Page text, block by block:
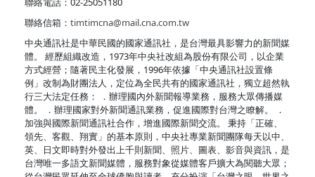
聯絡信箱： timtimcna@mail.cna.com.tw
中央通訊社是中華民國的國家通訊社，是台灣最具影響力的新聞媒
體。 經歷組織改造，1973年中央社改組為股份有限公司，以企業
方式經營；隨著民主化發展，1996年依據「中央通訊社設置條
例」改制為財團法人，定位為全民共有的國家通訊社，獨立超然執
行三大法定任務： ．辦理國內外新聞報導業務，服務大眾傳播媒
體。 ．辦理國家對外新聞通訊業務，促進國際對台灣之瞭解。 ．
加強與國際新聞通訊社合作，增進國際新聞交流。 秉持「正確、
領先、客觀、翔實」的基本原則，中央社專業新聞團隊每天以中、
英、日文即時對外發出上千則新聞、照片、圖表、影音與資訊，是
台灣唯一多語文新聞媒體，服務對象從媒體客戶擴大為閱聽大眾；